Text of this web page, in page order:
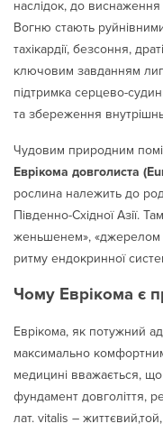
наслідок, до виснаження
Вогню стають
тахікардії, безсоння,
ключовим завданням
підтримка серцево-
та збереження
Чудовим природним
Еврікома довголиста
рослина належить до
Південно-Східної Азії.
женьшенем», «джерелом
ритму ендокринної
Чому Еврікома є
Еврікома, як потужний
максимально комфортним
медицині вважається,
фундамент довголіття,
лат. vitalis –